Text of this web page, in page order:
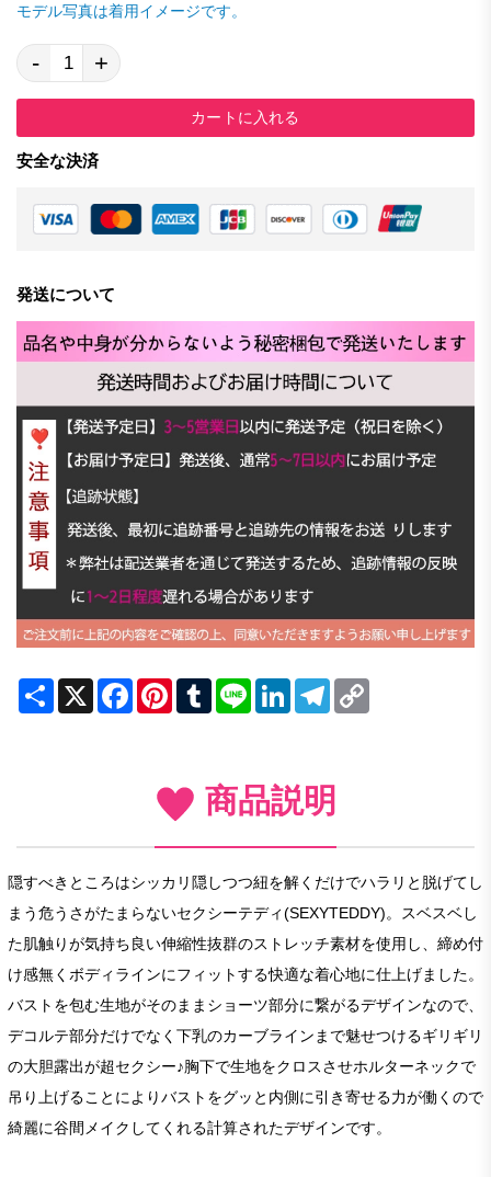
モデル写真は着用イメージです。
- +
カートに入れる
安全な決済
発送について
Share X FacebookPinterestTumblrLine LinkedInTelegram
商品説明
隠すべきところはシッカリ隠しつつ紐を解くだけでハラリと脱げてし
まう危うさがたまらないセクシーテディ(SEXYTEDDY)。スベスベし
た肌触りが気持ち良い伸縮性抜群のストレッチ素材を使用し、締め付
け感無くボディラインにフィットする快適な着心地に仕上げました。
バストを包む生地がそのままショーツ部分に繋がるデザインなので、
デコルテ部分だけでなく下乳のカーブラインまで魅せつけるギリギリ
の大胆露出が超セクシー♪胸下で生地をクロスさせホルターネックで
吊り上げることによりバストをグッと内側に引き寄せる力が働くので
綺麗に谷間メイクしてくれる計算されたデザインです。